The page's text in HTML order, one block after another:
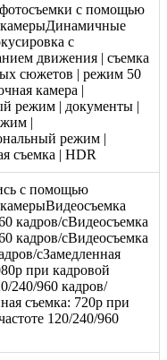
с помощью
с
движения | съемка
сюжетов | режим 50
камера |
режим | документы |
|
режим |
съемка | HDR
с помощью
кадров/сВидеосъемка
кадров/сВидеосъемка
сЗамедленная
при кадровой
240/960 кадров/
съемка: 720p при
120/240/960